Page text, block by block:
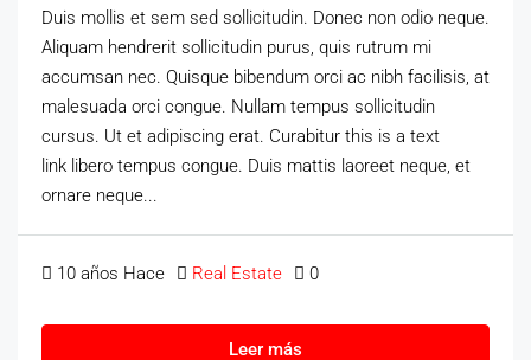
Duis mollis et sem sed sollicitudin. Donec non odio neque.
Aliquam hendrerit sollicitudin purus, quis rutrum mi
accumsan nec. Quisque bibendum orci ac nibh facilisis, at
malesuada orci congue. Nullam tempus sollicitudin
cursus. Ut et adipiscing erat. Curabitur this is a text
link libero tempus congue. Duis mattis laoreet neque, et
ornare neque...
10 años Hace Real Estate 0
Leer más